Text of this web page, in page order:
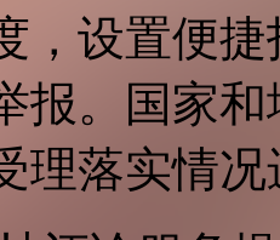
，设置便
报。国家
理落实情